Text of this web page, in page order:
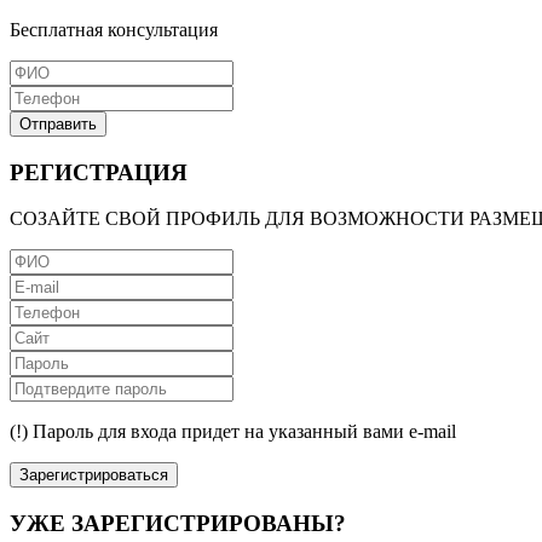
Бесплатная консультация
Отправить
РЕГИСТРАЦИЯ
СОЗАЙТЕ СВОЙ ПРОФИЛЬ ДЛЯ ВОЗМОЖНОСТИ
(!) Пароль для входа придет на указанный вами e-mail
Зарегистрироваться
УЖЕ ЗАРЕГИСТРИРОВАНЫ?